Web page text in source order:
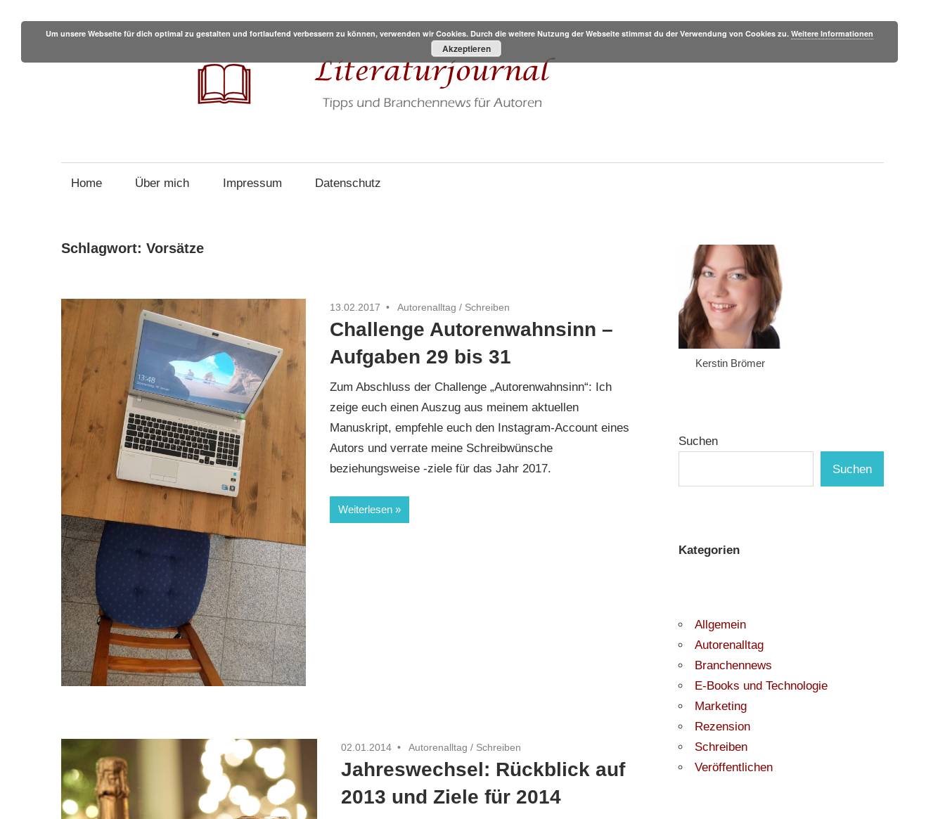
Inhalt
Literaturjournal
Branchennews
Home Über mich Impressum Datenschutz
Schlagwort: Vorsätze
13.02.2017 Autorenalltag / Schreiben
Challenge Autorenwahnsinn –
Aufgaben 29 bis 31
Zum Abschluss der Challenge „Autorenwahnsinn“: Ich
zeige euch einen Auszug aus meinem aktuellen
Manuskript, empfehle euch den Instagram-Account eines
Autors und verrate meine Schreibwünsche
beziehungsweise -ziele für das Jahr 2017.
Weiterlesen
02.01.2014 Autorenalltag / Schreiben
Jahreswechsel: Rückblick auf
2013 und Ziele für 2014
Kerstin Brömer
Suchen
Suchen
Kategorien
Allgemein
Autorenalltag
Branchennews
E-Books und Technologie
Marketing
Rezension
Schreiben
Veröffentlichen
Um unsere Webseite für dich optimal zu gestalten und fortlaufend verbessern zu können, verwenden wir Cookies. Durch die weitere Nutzung der Webseite stimmst du der Verwendung von Cookies zu. Weitere Informationen
Akzeptieren